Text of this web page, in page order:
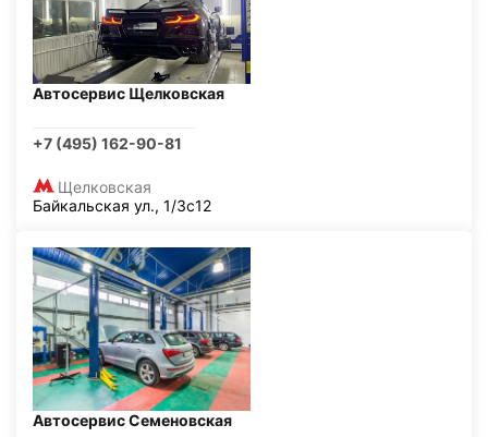
Автосервис Щелковская
+7 (495) 162-90-81
Щелковская
Байкальская ул., 1/3с12
Автосервис Семеновская